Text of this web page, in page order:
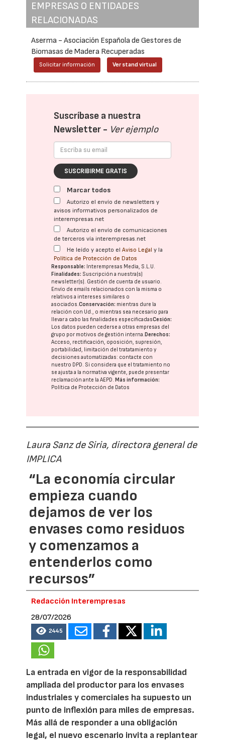
EMPRESAS O ENTIDADES
RELACIONADAS
Aserma - Asociación Española de Gestores de
Biomasas de Madera Recuperadas
Solicitar información Ver stand virtual
Suscríbase a nuestra
Newsletter - Ver ejemplo
SUSCRIBIRME GRATIS
Marcar todos
Autorizo el envío de newsletters y
avisos informativos personalizados de
interempresas.net
Autorizo el envío de comunicaciones
de terceros vía interempresas.net
He leído y acepto elAviso Legal y la
Política de Protección de Datos
Responsable: Interempresas Media, S.L.U.
Finalidades: Suscripción a nuestra(s)
newsletter(s). Gestión de cuenta de usuario.
Envío de emails relacionados con la misma o
relativos a intereses similares o
asociados.Conservación: mientras dure la
relación con Ud., o mientras sea necesario para
llevar a cabo las finalidades especificadasCesión:
Los datos pueden cederse a otras empresas del
grupo por motivos de gestión interna.Derechos:
Acceso, rectificación, oposición, supresión,
portabilidad, limitación del tratatamiento y
decisiones automatizadas: contacte con
nuestro DPD. Si considera que el tratamiento no
se ajusta a la normativa vigente, puede presentar
reclamación ante laAEPD.Más información:
Política de Protección de Datos
Laura Sanz de Siria, directora general de
IMPLICA
“La economía circular
empieza cuando
dejamos de ver los
envases como residuos
y comenzamos a
entenderlos como
recursos”
Redacción Interempresas
28/07/2026
2445
La entrada en vigor de la responsabilidad
ampliada del productor para los envases
industriales y comerciales ha supuesto un
punto de inflexión para miles de empresas.
Más allá de responder a una obligación
legal, el nuevo escenario invita a replantear